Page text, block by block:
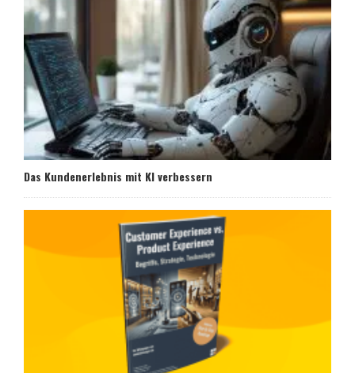
Das Kundenerlebnis mit KI verbessern